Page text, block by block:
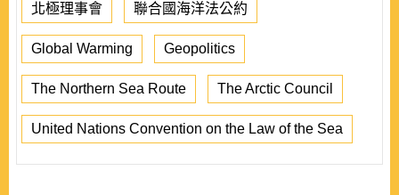
北極理事會 聯合國海洋法公約
Global Warming Geopolitics
The Northern Sea Route The Arctic Council
United Nations Convention on the Law of the Sea